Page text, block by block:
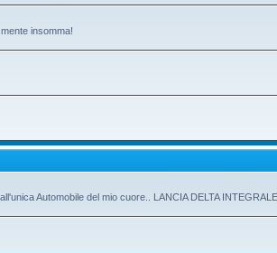
insomma!
Automobile del mio cuore.. LANCIA DELTA